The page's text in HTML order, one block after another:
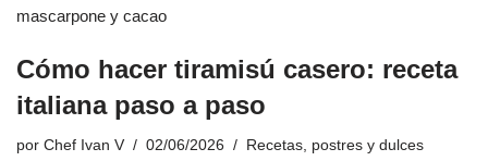
Cómo hacer tiramisú casero: receta
italiana paso a paso
por Chef Ivan V 02/06/2026 Recetas, postres y dulces